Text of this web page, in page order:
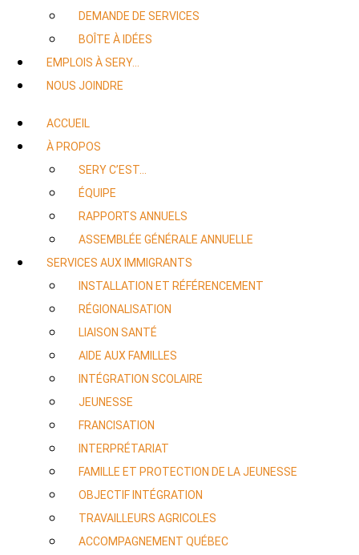
DEMANDE DE SERVICES
BOÎTE À IDÉES
EMPLOIS À SERY…
NOUS JOINDRE
ACCUEIL
À PROPOS
SERY C’EST…
ÉQUIPE
RAPPORTS ANNUELS
ASSEMBLÉE GÉNÉRALE ANNUELLE
SERVICES AUX IMMIGRANTS
INSTALLATION ET RÉFÉRENCEMENT
RÉGIONALISATION
LIAISON SANTÉ
AIDE AUX FAMILLES
INTÉGRATION SCOLAIRE
JEUNESSE
FRANCISATION
INTERPRÉTARIAT
FAMILLE ET PROTECTION DE LA JEUNESSE
OBJECTIF INTÉGRATION
TRAVAILLEURS AGRICOLES
ACCOMPAGNEMENT QUÉBEC